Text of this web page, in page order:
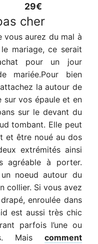
29€
cher
vous aurez du mal à
mariage, ce serait
pour un jour
mariée.Pour bien
la autour de
sur vos épaule et en
sur le devant du
tombant. Elle peut
et être noué au dos
extrémités ainsi
agréable à porter.
noeud autour du
collier. Si vous avez
enroulée dans
est aussi très chic
parfois l’une ou
Mais comment